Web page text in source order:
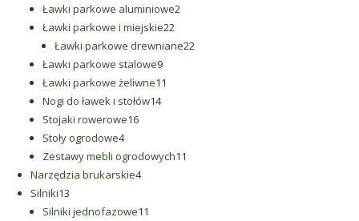
Ławki parkowe aluminiowe22
Ławki parkowe i miejskie2222
produkty
Ławki parkowe drewniane2222
Ławki parkowe stalowe99
produktów
Ławki parkowe żeliwne11
Nogi do ławek i stołów1414
Stojaki rowerowe1616
Stoły ogrodowe44
produkty
Zestawy mebli ogrodowych11
Narzędzia brukarskie44
Silniki1313
produktów
Silniki jednofazowe11